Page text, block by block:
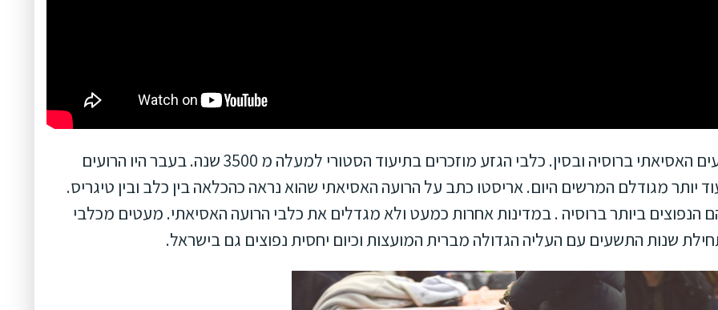
מקורם של כלבי הרועים האסיאתי ברוסיה ובסין. כלבי הגזע מוזכרים בתיעוד הסטורי למעלה מ 3500 שנה. בעבר היו הרועים
יותר מגודלם המרשים היום. אריסטו כתב על הרועה האסיאתי שהוא נראה כהכלאה בין כלב ובין טיגריס.
הנפוצים ביותר ברוסיה . במדינות אחרות כמעט ולא מגדלים את כלבי הרועה האסיאתי. מעטים מכלבי
שנות התשעים עם העליה הגדולה מברית המועצות וכיום יחסית נפוצים גם בישראל.